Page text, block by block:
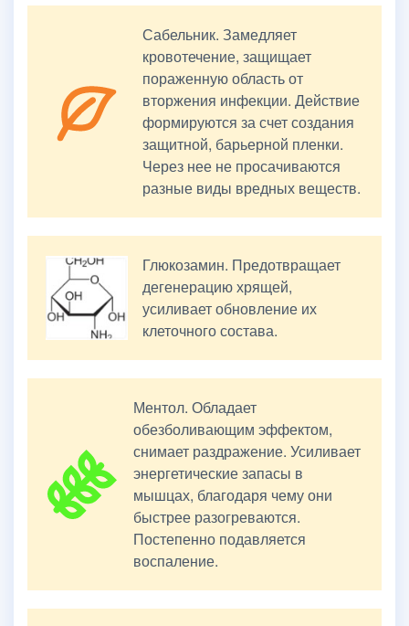
Сабельник. Замедляет
кровотечение, защищает
пораженную область от
вторжения инфекции. Действие
формируются за счет создания
защитной, барьерной пленки.
Через нее не просачиваются
разные виды вредных веществ.
Глюкозамин. Предотвращает
дегенерацию хрящей,
усиливает обновление их
клеточного состава.
Ментол. Обладает
обезболивающим эффектом,
снимает раздражение. Усиливает
энергетические запасы в
мышцах, благодаря чему они
быстрее разогреваются.
Постепенно подавляется
воспаление.